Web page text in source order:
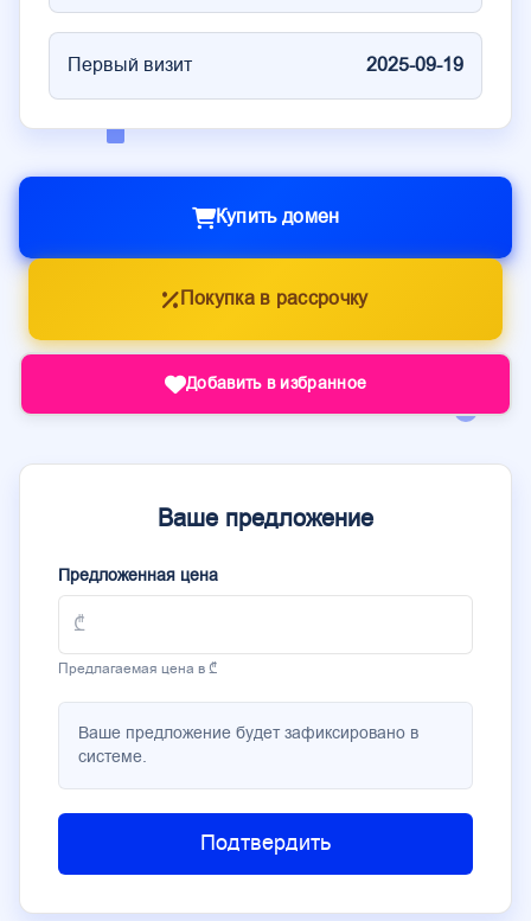
Первый визит 2025-09-19
Купить домен
Покупка в рассрочку
Добавить в избранное
Ваше предложение
Предложенная цена
Предлагаемая цена в ₾
Ваше предложение будет зафиксировано в
системе.
Подтвердить